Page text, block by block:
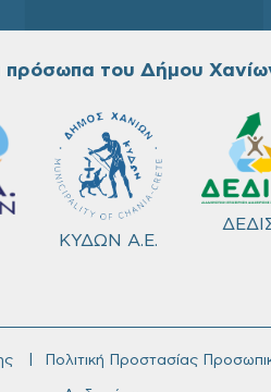
πρόσωπα του Δήμου
ΚΥΔΩΝ Α.Ε.
Πολιτική Προστασίας